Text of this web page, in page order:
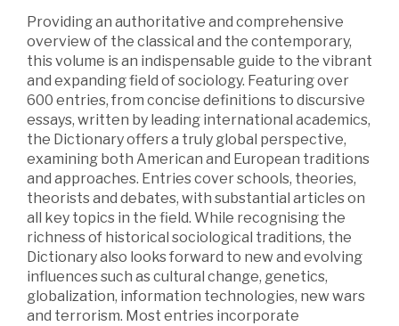
Providing an authoritative and comprehensive
overview of the classical and the contemporary,
this volume is an indispensable guide to the vibrant
and expanding field of sociology. Featuring over
600 entries, from concise definitions to discursive
essays, written by leading international academics,
the Dictionary offers a truly global perspective,
examining both American and European traditions
and approaches. Entries cover schools, theories,
theorists and debates, with substantial articles on
all key topics in the field. While recognising the
richness of historical sociological traditions, the
Dictionary also looks forward to new and evolving
influences such as cultural change, genetics,
globalization, information technologies, new wars
and terrorism. Most entries incorporate